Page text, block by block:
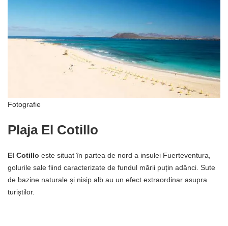
Fotografie
Plaja El Cotillo
El Cotillo este situat în partea de nord a insulei Fuerteventura,
golurile sale fiind caracterizate de fundul mării puțin adânci. Sute
de bazine naturale și nisip alb au un efect extraordinar asupra
turiștilor.